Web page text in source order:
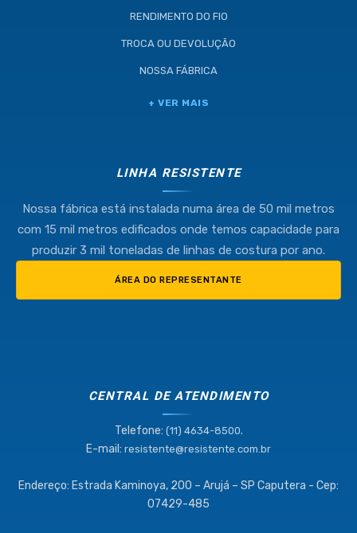
RENDIMENTO DO FIO
TROCA OU DEVOLUÇÃO
NOSSA FÁBRICA
+ VER MAIS
LINHA RESISTENTE
Nossa fábrica está instalada numa área de 50 mil metros
com 15 mil metros edificados onde temos capacidade para
produzir 3 mil toneladas de linhas de costura por ano.
ÁREA DO REPRESENTANTE
CENTRAL DE ATENDIMENTO
Telefone: (11) 4634-8500.
E-mail: resistente@resistente.com.br
Endereço: Estrada Kaminoya, 200 – Arujá – SP Caputera - Cep:
07429-485